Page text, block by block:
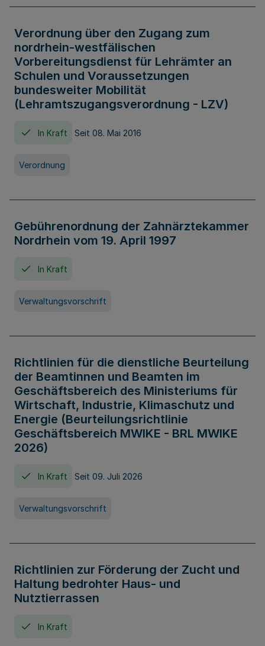
Verordnung über den Zugang zum
nordrhein-westfälischen
Vorbereitungsdienst für Lehrämter an
Schulen und Voraussetzungen
bundesweiter Mobilität
(Lehramtszugangsverordnung - LZV)
In Kraft Seit 08. Mai 2016
Verordnung
Gebührenordnung der Zahnärztekammer
Nordrhein vom 19. April 1997
In Kraft
Verwaltungsvorschrift
Richtlinien für die dienstliche Beurteilung
der Beamtinnen und Beamten im
Geschäftsbereich des Ministeriums für
Wirtschaft, Industrie, Klimaschutz und
Energie (Beurteilungsrichtlinie
Geschäftsbereich MWIKE - BRL MWIKE
2026)
In Kraft Seit 09. Juli 2026
Verwaltungsvorschrift
Richtlinien zur Förderung der Zucht und
Haltung bedrohter Haus- und
Nutztierrassen
In Kraft